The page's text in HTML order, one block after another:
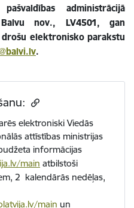
administrācijā
nov., LV4501, gan
elektronisko parakstu
.
elektroniski Viedās
attīstības ministrijas
informācijas
main atbilstoši
2 kalendārās nedēļas,
main un